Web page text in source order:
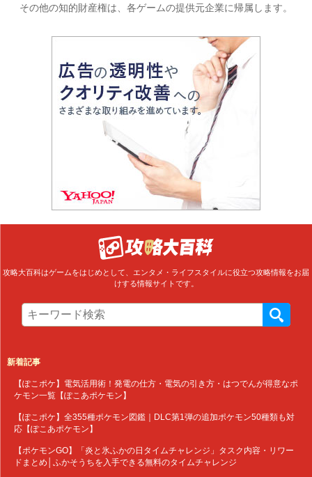
その他の知的財産権は、各ゲームの提供元企業に帰属します。
攻略大百科はゲームをはじめとして、エンタメ・ライフスタイルに役立つ攻略情報をお届
けする情報サイトです。
新着記事
【ぽこポケ】電気活用術！発電の仕方・電気の引き方・はつでんが得意なポ
ケモン一覧【ぽこあポケモン】
【ぽこポケ】全355種ポケモン図鑑｜DLC第1弾の追加ポケモン50種類も対
応【ぽこあポケモン】
【ポケモンGO】「炎と氷ふかの日タイムチャレンジ」タスク内容・リワー
ドまとめ│ふかそうちを入手できる無料のタイムチャレンジ